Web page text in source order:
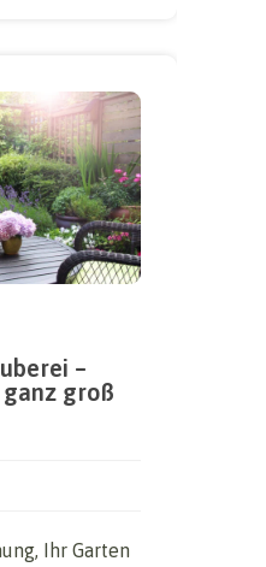
–
groß
Ihr Garten